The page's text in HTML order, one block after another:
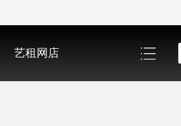
艺租网店